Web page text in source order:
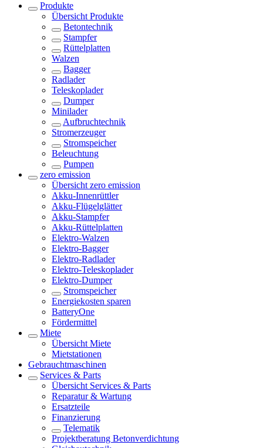
Produkte
Übersicht Produkte
Betontechnik
Stampfer
Rüttelplatten
Walzen
Bagger
Radlader
Teleskoplader
Dumper
Minilader
Aufbruchtechnik
Stromerzeuger
Stromspeicher
Beleuchtung
Pumpen
zero emission
Übersicht zero emission
Akku-Innenrüttler
Akku-Flügelglätter
Akku-Stampfer
Akku-Rüttelplatten
Elektro-Walzen
Elektro-Bagger
Elektro-Radlader
Elektro-Teleskoplader
Elektro-Dumper
Stromspeicher
Energiekosten sparen
BatteryOne
Fördermittel
Miete
Übersicht Miete
Mietstationen
Gebrauchtmaschinen
Services & Parts
Übersicht Services & Parts
Reparatur & Wartung
Ersatzteile
Finanzierung
Telematik
Projektberatung Betonverdichtung